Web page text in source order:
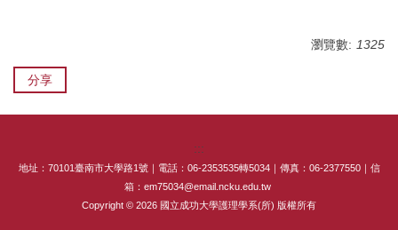
瀏覽數: 1325
分享
:::
地址：70101臺南市大學路1號｜電話：06-2353535轉5034｜傳真：06-2377550｜信
箱：em75034@email.ncku.edu.tw
Copyright © 2026 國立成功大學護理學系(所) 版權所有